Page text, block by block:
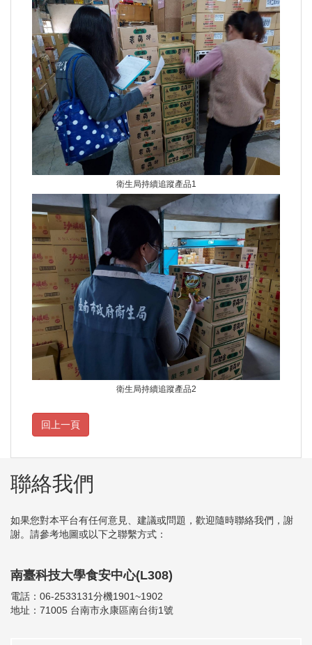
衛生局持續追蹤產品1
衛生局持續追蹤產品2
聯絡我們
如果您對本平台有任何意見、建議或問題，歡迎隨時聯絡我們，謝
謝。請參考地圖或以下之聯繫方式：
南臺科技大學食安中心(L308)
電話：06-2533131分機1901~1902
地址：71005 台南市永康區南台街1號